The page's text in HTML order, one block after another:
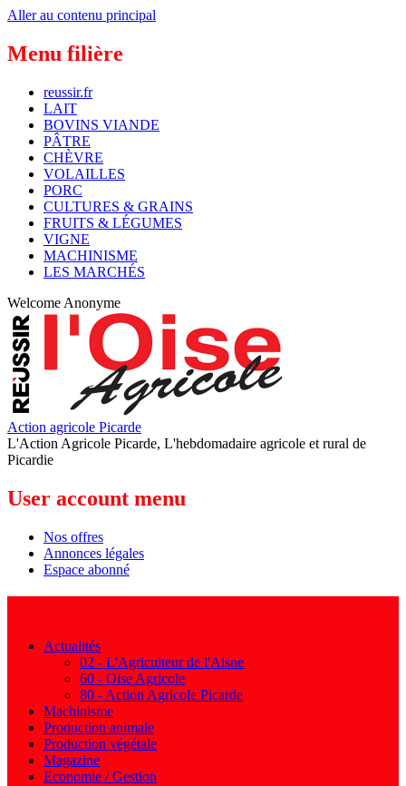
Aller au contenu principal
Menu filière
reussir.fr
LAIT
BOVINS VIANDE
PÂTRE
CHÈVRE
VOLAILLES
PORC
CULTURES & GRAINS
FRUITS & LÉGUMES
VIGNE
MACHINISME
LES MARCHÉS
Welcome Anonyme
Action agricole Picarde
L'Action Agricole Picarde, L'hebdomadaire agricole et rural de
Picardie
User account menu
Nos offres
Annonces légales
Espace abonné
Actualités
02 - L'Agriculteur de l'Aisne
60 - Oise Agricole
80 - Action Agricole Picarde
Machinisme
Production animale
Production végétale
Magazine
Economie / Gestion